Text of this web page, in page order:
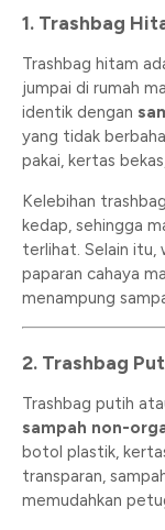
1. Trashbag
Trashbag hitam
jumpai di rumah
identik dengan
yang tidak
pakai, kertas
Kelebihan
kedap, sehingga
terlihat. Selain itu,
paparan cahaya
menampung
2. Trashbag
Trashbag putih
sampah non-
botol plastik,
transparan,
memudahkan